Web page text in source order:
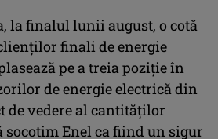
la finalul lunii august, o cotă
finali de energie
pe a treia poziție în
de energie electrică din
de vedere al cantităților
socotim Enel ca fiind un sigur